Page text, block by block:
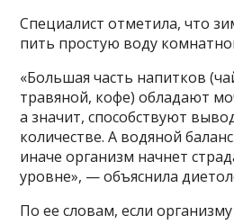
Специалист отметила, что
пить простую воду
«Большая часть напитков
травяной, кофе) обладают
а значит, способствуют
количестве. А водяной
иначе организм начнет
уровне», — объяснила
По ее словам, если